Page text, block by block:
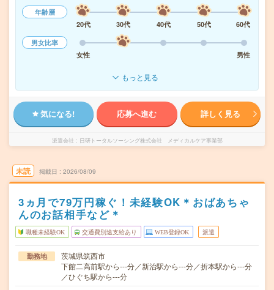
年齢層
20代
30代 40代 50代
60代
男女比率
女性
男性
もっと見る
気になる! 応募へ進む 詳しく見る
派遣会社 日研トータルソーシング株式会社 メディカルケア事業部
未読 掲載日 2026/08/09
3ヵ月で79万円稼ぐ！未経験OK＊おばあちゃ
んのお話相手など＊
職種未経験OK 交通費別途支給あり WEB登録OK 派遣
勤務地
茨城県筑西市
下館二高前駅から---分／新治駅から---分／折本駅から---分
／ひぐち駅から---分